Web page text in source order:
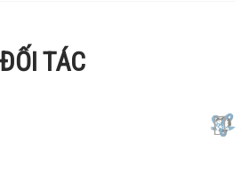
ĐỐI TÁC